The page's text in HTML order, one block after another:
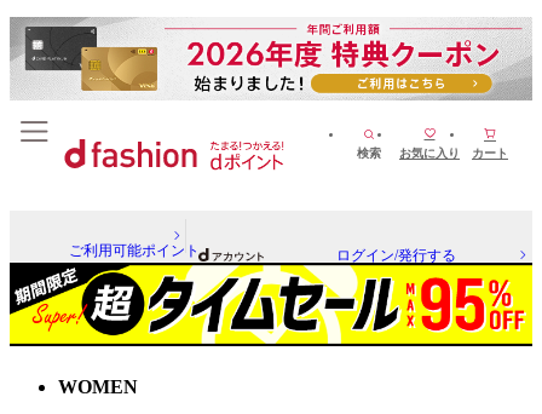
検索 お気に入り カート
ご利用可能ポイント ログイン/発行する
WOMEN